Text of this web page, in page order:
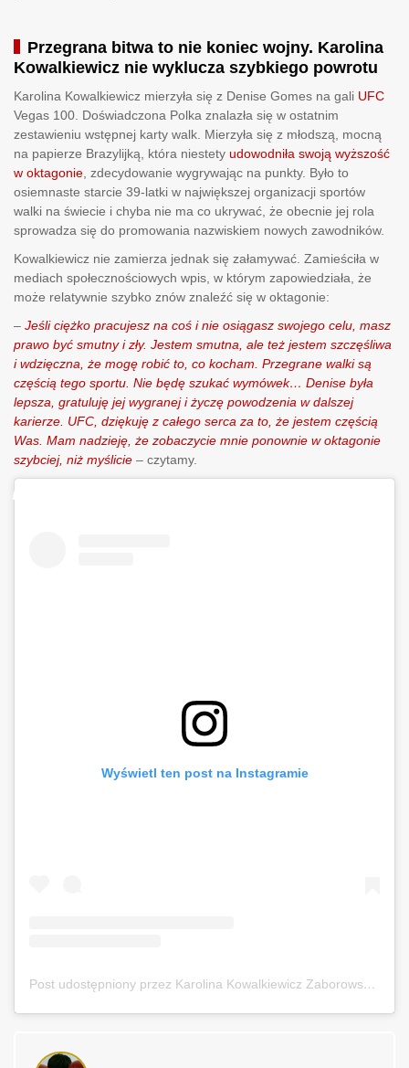
Przegrana bitwa to nie koniec wojny. Karolina
Kowalkiewicz nie wyklucza szybkiego powrotu
Karolina Kowalkiewicz mierzyła się z Denise Gomes na gali UFC
Vegas 100. Doświadczona Polka znalazła się w ostatnim
zestawieniu wstępnej karty walk. Mierzyła się z młodszą, mocną
na papierze Brazylijką, która niestety udowodniła swoją wyższość
w oktagonie , zdecydowanie wygrywając na punkty. Było to
osiemnaste starcie 39-latki w największej organizacji sportów
walki na świecie i chyba nie ma co ukrywać, że obecnie jej rola
sprowadza się do promowania nazwiskiem nowych zawodników.
Kowalkiewicz nie zamierza jednak się załamywać. Zamieściła w
mediach społecznościowych wpis, w którym zapowiedziała, że
może relatywnie szybko znów znaleźć się w oktagonie:
– Jeśli ciężko pracujesz na coś i nie osiągasz swojego celu, masz
prawo być smutny i zły. Jestem smutna, ale też jestem szczęśliwa
i wdzięczna, że mogę robić to, co kocham. Przegrane walki są
częścią tego sportu. Nie będę szukać wymówek… Denise była
lepsza, gratuluję jej wygranej i życzę powodzenia w dalszej
karierze. UFC, dziękuję z całego serca za to, że jestem częścią
Was. Mam nadzieję, że zobaczycie mnie ponownie w oktagonie
szybciej, niż myślicie – czytamy.
Wyświetl ten post na Instagramie
Post udostępniony przez Karolina Kowalkiewicz Zaborowska (@karolinakowalkiewicz)